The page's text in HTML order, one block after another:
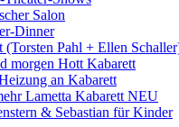
Salon
Dinner
(Torsten Pahl + Ellen
morgen Hott Kabarett
an Kabarett
Lametta Kabarett NEU
& Sebastian für Kinder